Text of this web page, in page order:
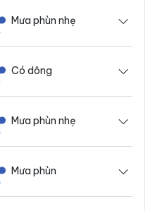
Mưa phùn nhẹ
Có dông
Mưa phùn nhẹ
Mưa phùn